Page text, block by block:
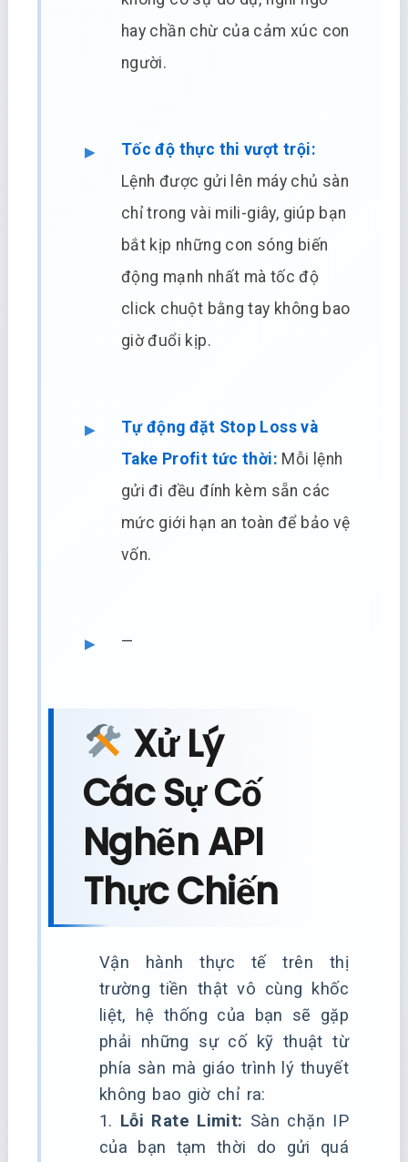
hay chần chừ của cảm xúc con
người.
Tốc độ thực thi vượt trội:
Lệnh được gửi lên máy chủ sàn
chỉ trong vài mili-giây, giúp bạn
bắt kịp những con sóng biến
động mạnh nhất mà tốc độ
click chuột bằng tay không bao
giờ đuổi kịp.
Tự động đặt Stop Loss và
Take Profit tức thời: Mỗi lệnh
gửi đi đều đính kèm sẵn các
mức giới hạn an toàn để bảo vệ
vốn.
—
Xử Lý
Các Sự Cố
Nghẽn API
Thực Chiến
Vận hành thực tế trên thị
trường tiền thật vô cùng khốc
liệt, hệ thống của bạn sẽ gặp
phải những sự cố kỹ thuật từ
phía sàn mà giáo trình lý thuyết
không bao giờ chỉ ra:
1. Lỗi Rate Limit: Sàn chặn IP
của bạn tạm thời do gửi quá